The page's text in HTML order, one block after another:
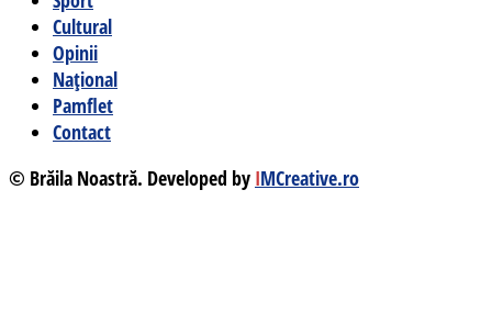
Cultural
Opinii
Național
Pamflet
Contact
© Brăila Noastră. Developed by IMCreative.ro